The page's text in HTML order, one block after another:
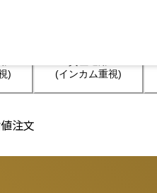
)
(インカム重視)
注文